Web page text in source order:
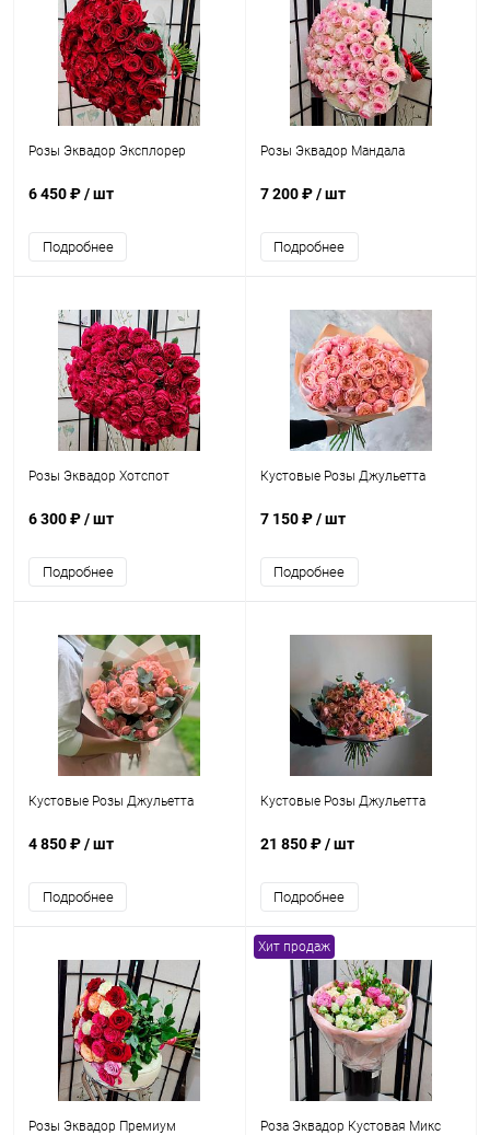
Розы Эквадор Эксплорер
6 450 ₽/ шт
Подробнее
Розы Эквадор Мандала
7 200 ₽/ шт
Подробнее
Розы Эквадор Хотспот
6 300 ₽/ шт
Подробнее
Кустовые Розы Джульетта
7 150 ₽/ шт
Подробнее
Кустовые Розы Джульетта
4 850 ₽/ шт
Подробнее
Кустовые Розы Джульетта
21 850 ₽/ шт
Подробнее
Розы Эквадор Премиум
Хит продаж
Роза Эквадор Кустовая Микс